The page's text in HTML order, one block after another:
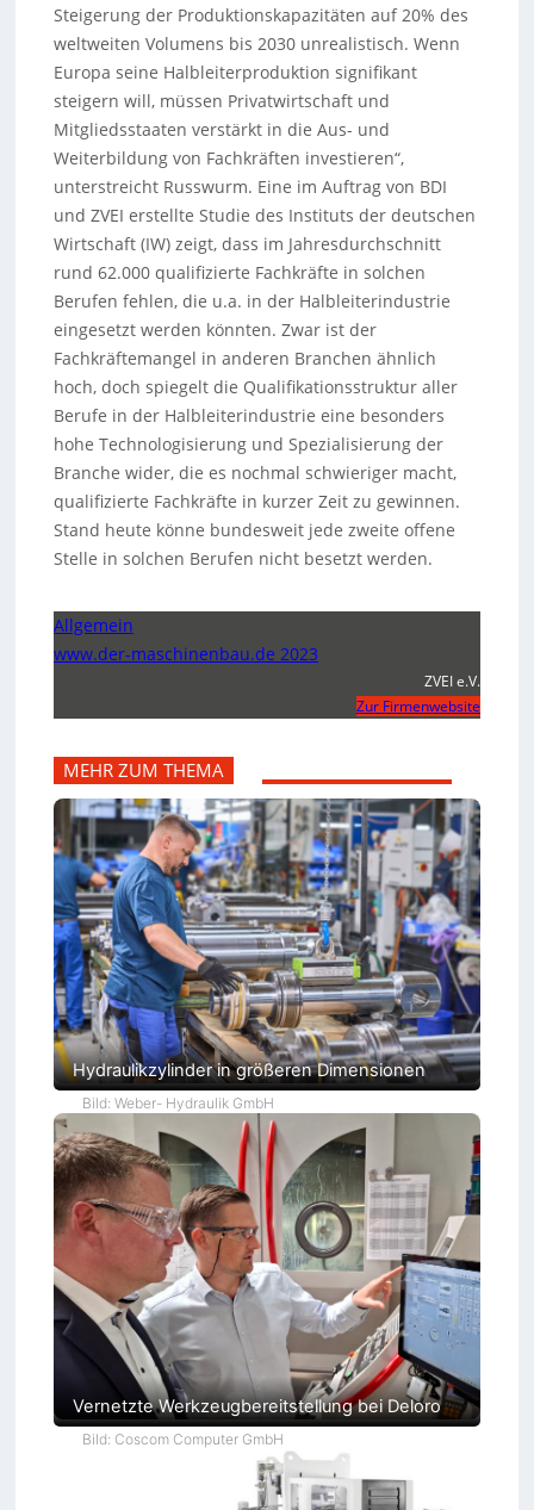
Steigerung der Produktionskapazitäten auf 20% des
weltweiten Volumens bis 2030 unrealistisch. Wenn
Europa seine Halbleiterproduktion signifikant
steigern will, müssen Privatwirtschaft und
Mitgliedsstaaten verstärkt in die Aus- und
Weiterbildung von Fachkräften investieren“,
unterstreicht Russwurm. Eine im Auftrag von BDI
und ZVEI erstellte Studie des Instituts der deutschen
Wirtschaft (IW) zeigt, dass im Jahresdurchschnitt
rund 62.000 qualifizierte Fachkräfte in solchen
Berufen fehlen, die u.a. in der Halbleiterindustrie
eingesetzt werden könnten. Zwar ist der
Fachkräftemangel in anderen Branchen ähnlich
hoch, doch spiegelt die Qualifikationsstruktur aller
Berufe in der Halbleiterindustrie eine besonders
hohe Technologisierung und Spezialisierung der
Branche wider, die es nochmal schwieriger macht,
qualifizierte Fachkräfte in kurzer Zeit zu gewinnen.
Stand heute könne bundesweit jede zweite offene
Stelle in solchen Berufen nicht besetzt werden.
Allgemein
www.der-maschinenbau.de 2023
ZVEI e.V.
Zur Firmenwebsite
MEHR ZUM THEMA
Hydraulikzylinder in größeren Dimensionen
Bild: Weber- Hydraulik GmbH
Vernetzte Werkzeugbereitstellung bei Deloro
Bild: Coscom Computer GmbH